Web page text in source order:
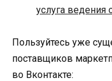
услуга ведения
Пользуйтесь уже
поставщиков
во Вконтакте: